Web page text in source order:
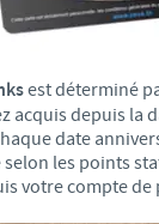
est déterminé
acquis depuis la
date
les points
votre compte